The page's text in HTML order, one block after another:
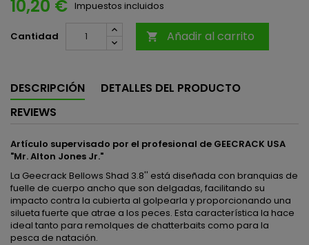
10,20 € Impuestos incluidos
Cantidad  Añadir al carrito
DESCRIPCIÓN
DETALLES DEL PRODUCTO
REVIEWS
Artículo supervisado por el profesional de GEECRACK USA
"Mr. Alton Jones Jr."
La Geecrack Bellows Shad 3.8'' está diseñada con branquias de
fuelle de cuerpo ancho que son delgadas, facilitando su
impacto contra la cubierta al golpearla y proporcionando una
silueta fuerte que atrae a los peces. Esta característica la hace
ideal tanto para remolques de chatterbaits como para la
pesca de natación.